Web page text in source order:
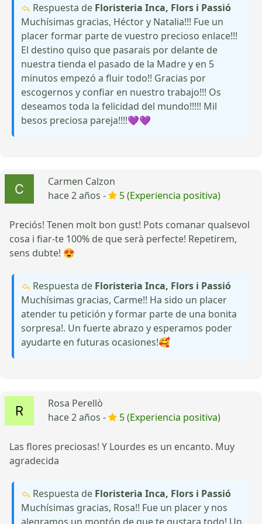
Respuesta de Floristeria Inca, Flors i Passió
Muchísimas gracias, Héctor y Natalia!!! Fue un
placer formar parte de vuestro precioso enlace!!!
El destino quiso que pasarais por delante de
nuestra tienda el pasado de la Madre y en 5
minutos empezó a fluir todo!! Gracias por
escogernos y confiar en nuestro trabajo!!! Os
deseamos toda la felicidad del mundo!!!!! Mil
besos preciosa pareja!!!!💜💜
Carmen Calzon
hace 2 años -
5 (Experiencia positiva)
Preciós! Tenen molt bon gust! Pots comanar qualsevol
cosa i fiar-te 100% de que serà perfecte! Repetirem,
sens dubte! 😍
Respuesta de Floristeria Inca, Flors i Passió
Muchísimas gracias, Carme!! Ha sido un placer
atender tu petición y formar parte de una bonita
sorpresa!. Un fuerte abrazo y esperamos poder
ayudarte en futuras ocasiones!🥰
Rosa Perellò
hace 2 años -
5 (Experiencia positiva)
Las flores preciosas! Y Lourdes es un encanto. Muy
agradecida
Respuesta de Floristeria Inca, Flors i Passió
Muchísimas gracias, Rosa!! Fue un placer y nos